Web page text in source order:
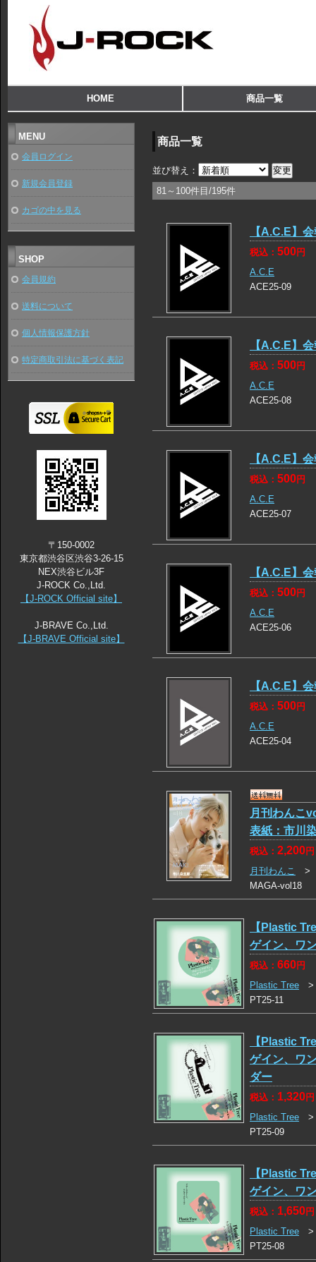
HOME 商品一覧
商品一覧
並び替え：
81～100件目/195件
【A.C.E】
税込： 500円
A.C.E
ACE25-09
【A.C.E】
税込： 500円
A.C.E
ACE25-08
【A.C.E】
税込： 500円
A.C.E
ACE25-07
【A.C.E】
税込： 500円
A.C.E
ACE25-06
【A.C.E】
税込： 500円
A.C.E
ACE25-04
月刊わんこ
表紙：市川
税込： 2,200円
月刊わんこ
MAGA-vol18
【Plastic
ゲイン、ワ
税込： 660円
Plastic Tree
PT25-11
【Plastic
ゲイン、ワ
ダー
税込： 1,320円
Plastic Tree
PT25-09
【Plastic
ゲイン、ワ
税込： 1,650円
Plastic Tree
PT25-08
MENU
会員ログイン
新規会員登録
カゴの中を見る
SHOP
会員規約
送料について
個人情報保護方針
特定商取引法に基づく表記
〒150-0002
東京都渋谷区渋谷3-26-15
NEX渋谷ビル3F
J-ROCK Co.,Ltd.
【J-ROCK Official site】
J-BRAVE Co.,Ltd.
【J-BRAVE Official site】